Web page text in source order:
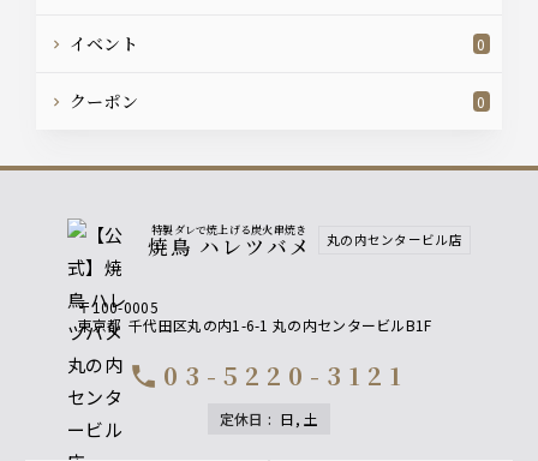
イベント 0
クーポン 0
特製ダレで焼上げる炭火串焼き
焼鳥 ハレツバメ 丸の内センタービル店
〒100-0005
東京都 千代田区丸の内1-6-1 丸の内センタービルB1F
call 03-5220-3121
定休日 : 日, 土